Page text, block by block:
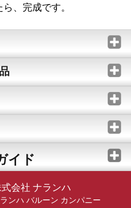
、完成です。
イド
会社 ナランハ
ンハ バルーン カンパニー